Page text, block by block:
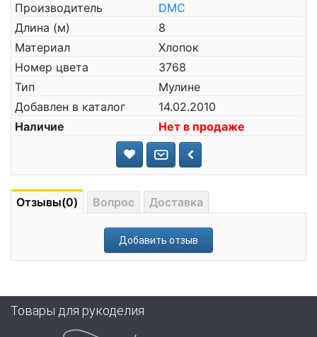
Производитель
DMC
Длина (м)
8
Материал
Хлопок
Номер цвета
3768
Тип
Мулине
Добавлен в каталог
14.02.2010
Наличие
Нет в продаже
Отзывы(0) Вопрос Доставка
Добавить отзыв
Товары для рукоделия